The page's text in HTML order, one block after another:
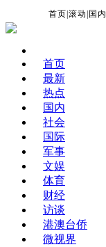
首页 |滚动 国内
首页
最新
热点
国内
社会
国际
军事
文娱
体育
财经
访谈
港澳台侨
微视界